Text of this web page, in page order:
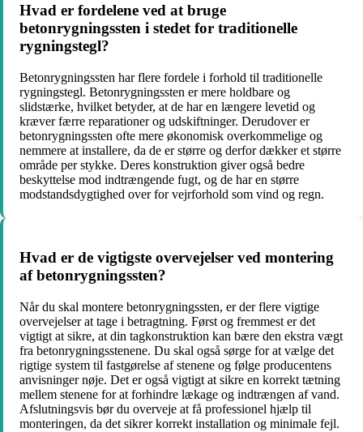
Hvad er fordelene ved at bruge
betonrygningssten i stedet for traditionelle
rygningstegl?
Betonrygningssten har flere fordele i forhold til traditionelle
rygningstegl. Betonrygningssten er mere holdbare og
slidstærke, hvilket betyder, at de har en længere levetid og
kræver færre reparationer og udskiftninger. Derudover er
betonrygningssten ofte mere økonomisk overkommelige og
nemmere at installere, da de er større og derfor dækker et større
område per stykke. Deres konstruktion giver også bedre
beskyttelse mod indtrængende fugt, og de har en større
modstandsdygtighed over for vejrforhold som vind og regn.
Hvad er de vigtigste overvejelser ved montering
af betonrygningssten?
Når du skal montere betonrygningssten, er der flere vigtige
overvejelser at tage i betragtning. Først og fremmest er det
vigtigt at sikre, at din tagkonstruktion kan bære den ekstra vægt
fra betonrygningsstenene. Du skal også sørge for at vælge det
rigtige system til fastgørelse af stenene og følge producentens
anvisninger nøje. Det er også vigtigt at sikre en korrekt tætning
mellem stenene for at forhindre lækage og indtrængen af vand.
Afslutningsvis bør du overveje at få professionel hjælp til
monteringen, da det sikrer korrekt installation og minimale fejl.